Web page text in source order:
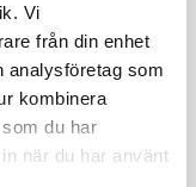
Vi
från din enhet
analysföretag som
kombinera
du har
när du har använt
20 år i tjänst
grunderna
fel: ”Kommer